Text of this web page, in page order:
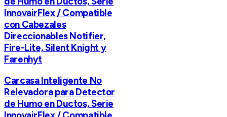
InnovairFlex / Compatible
con Cabezales
Direccionables Notifier,
Fire-Lite, Silent Knight y
Farenhyt
Carcasa Inteligente No
Relevadora para Detector
de Humo en Ductos, Serie